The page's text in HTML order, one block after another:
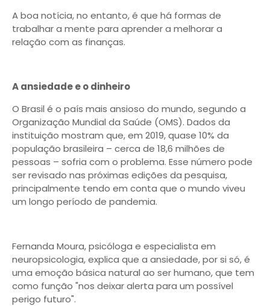
A boa notícia, no entanto, é que há formas de
trabalhar a mente para aprender a melhorar a
relação com as finanças.
A ansiedade e o dinheiro
O Brasil é o país mais ansioso do mundo, segundo a
Organização Mundial da Saúde (OMS). Dados da
instituição mostram que, em 2019, quase 10% da
população brasileira – cerca de 18,6 milhões de
pessoas – sofria com o problema. Esse número pode
ser revisado nas próximas edições da pesquisa,
principalmente tendo em conta que o mundo viveu
um longo período de pandemia.
Fernanda Moura, psicóloga e especialista em
neuropsicologia, explica que a ansiedade, por si só, é
uma emoção básica natural ao ser humano, que tem
como função "nos deixar alerta para um possível
perigo futuro".